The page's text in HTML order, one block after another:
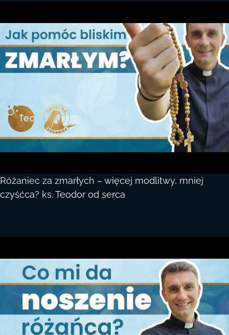
Różaniec za zmarłych – więcej modlitwy, mniej
czyśćca? ks. Teodor od serca